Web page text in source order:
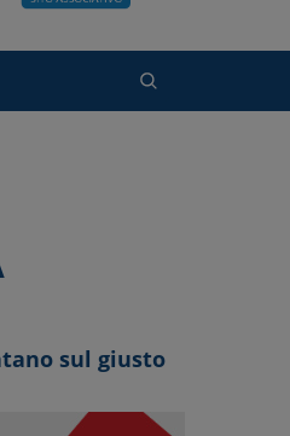
sul giusto